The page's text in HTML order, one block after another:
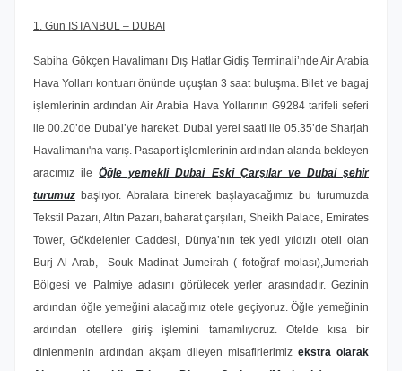
1. Gün ISTANBUL – DUBAI
Sabiha Gökçen Havalimanı Dış Hatlar Gidiş Terminali’nde Air Arabia
Hava Yolları kontuarı önünde uçuştan 3 saat buluşma. Bilet ve bagaj
işlemlerinin ardından Air Arabia Hava Yollarının G9284 tarifeli seferi
ile 00.20’de Dubai’ye hareket. Dubai yerel saati ile 05.35’de Sharjah
Havalimanı'na varış. Pasaport işlemlerinin ardından alanda bekleyen
aracımız ileÖğle yemekli Dubai Eski Çarşılar ve Dubai şehir
turumuz başlıyor. Abralara binerek başlayacağımız bu turumuzda
Tekstil Pazarı, Altın Pazarı, baharat çarşıları, Sheikh Palace, Emirates
Tower, Gökdelenler Caddesi, Dünya’nın tek yedi yıldızlı oteli olan
Burj Al Arab, Souk Madinat Jumeirah ( fotoğraf molası),Jumeriah
Bölgesi ve Palmiye adasını görülecek yerler arasındadır. Gezinin
ardından öğle yemeğini alacağımız otele geçiyoruz. Öğle yemeğinin
ardından otellere giriş işlemini tamamlıyoruz. Otelde kısa bir
dinlenmenin ardından akşam dileyen misafirlerimiz ekstra olarak